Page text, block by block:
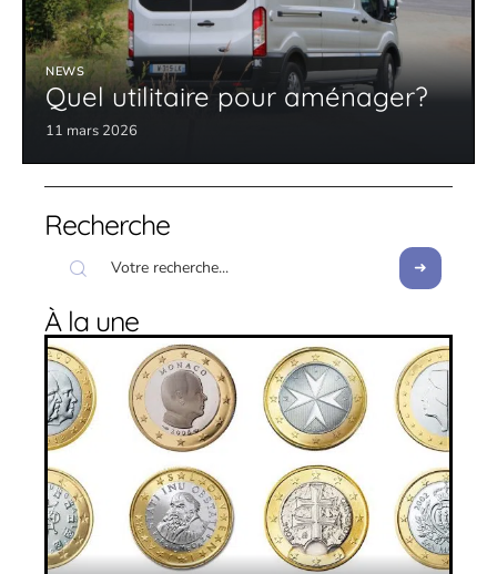
NEWS
Quel utilitaire pour aménager?
11 mars 2026
Recherche
À la une